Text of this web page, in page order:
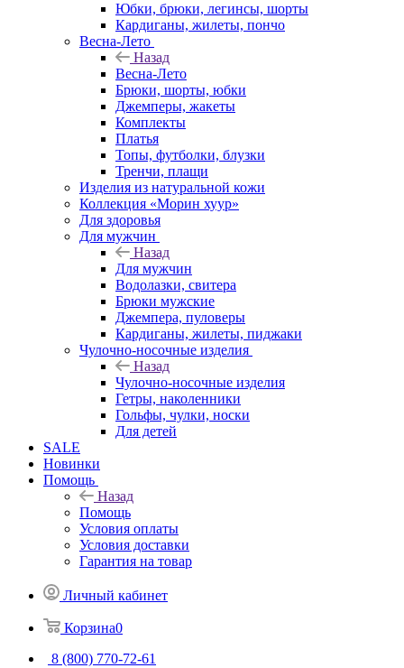
Юбки, брюки, легинсы, шорты
Кардиганы, жилеты, пончо
Весна-Лето
Назад
Весна-Лето
Брюки, шорты, юбки
Джемперы, жакеты
Комплекты
Платья
Топы, футболки, блузки
Тренчи, плащи
Изделия из натуральной кожи
Коллекция «Морин хуур»
Для здоровья
Для мужчин
Назад
Для мужчин
Водолазки, свитера
Брюки мужские
Джемпера, пуловеры
Кардиганы, жилеты, пиджаки
Чулочно-носочные изделия
Назад
Чулочно-носочные изделия
Гетры, наколенники
Гольфы, чулки, носки
Для детей
SALE
Новинки
Помощь
Назад
Помощь
Условия оплаты
Условия доставки
Гарантия на товар
Личный кабинет
Корзина0
8 (800) 770-72-61